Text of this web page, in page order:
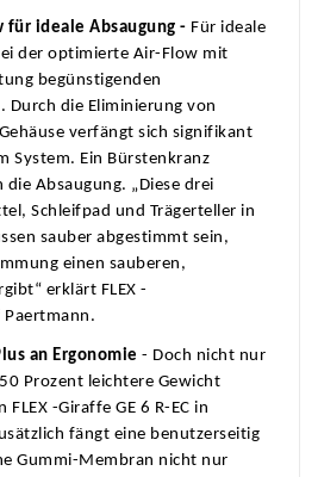
ideale Absaugung - Für ideale
der optimierte Air-Flow mit
begünstigenden
Durch die Eliminierung von
verfängt sich signifikant
System. Ein Bürstenkranz
Absaugung. „Diese drei
Schleifpad und Trägerteller in
sauber abgestimmt sein,
einen sauberen,
erklärt FLEX -
Paertmann.
an Ergonomie - Doch nicht nur
Prozent leichtere Gewicht
-Giraffe GE 6 R-EC in
fängt eine benutzerseitig
Gummi-Membran nicht nur